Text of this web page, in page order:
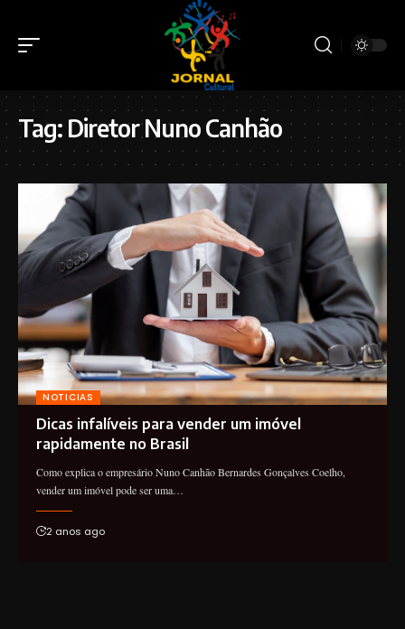
Tag: Diretor Nuno Canhão
NOTICIAS
Dicas infalíveis para vender um imóvel
rapidamente no Brasil
Como explica o empresário Nuno Canhão Bernardes Gonçalves Coelho,
vender um imóvel pode ser uma…
2 anos ago